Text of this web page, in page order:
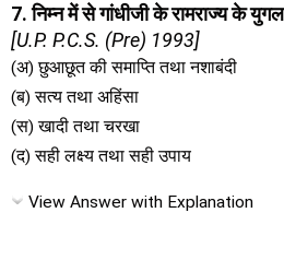
7. निम्न में से गांधीजी के रामराज्य के
[U.P. P.C.S. (Pre) 1993]
(अ) छुआछूत की समाप्ति तथा नशाबंदी
(ब) सत्य तथा अहिंसा
(स) खादी तथा चरखा
(द) सही लक्ष्य तथा सही उपाय
View Answer with Explanation